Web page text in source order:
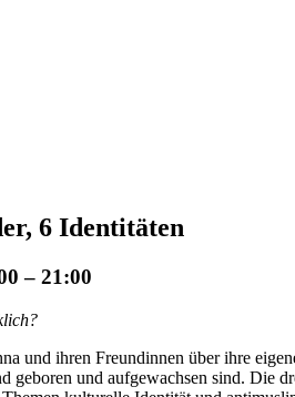
6 Identitäten
– 21:00
und ihren Freundinnen über ihre
geboren und aufgewachsen sind. Die